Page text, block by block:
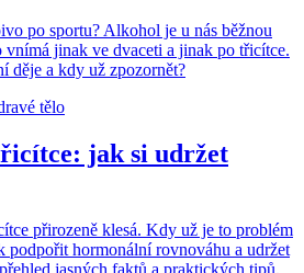
po sportu? Alkohol je u nás běžnou
vnímá jinak ve dvaceti a jinak po třicítce.
děje a kdy už zpozornět?
tělo
jak si udržet
přirozeně klesá. Kdy už je to problém
podpořit hormonální rovnováhu a udržet
jasných faktů a praktických tipů,